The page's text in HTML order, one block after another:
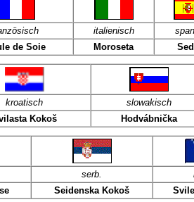
italienisch
de Soie Moroseta
kroatisch slowakisch
Kokoš Hodvábnička
serb.
Seidenska Kokoš